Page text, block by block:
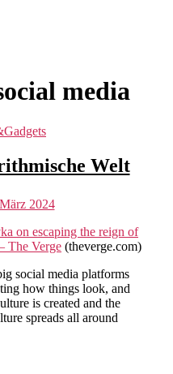
media
Welt
2024
on escaping the reign of
The Verge (theverge.com)
social media platforms
how things look, and
is created and the
spreads all around